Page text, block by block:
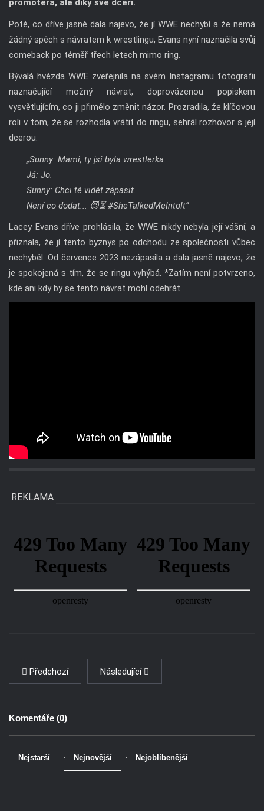
promotéra, ale díky své dceři.
Poté, co dříve jasně dala najevo, že jí WWE nechybí a že nemá
žádný spěch s návratem k wrestlingu, Evans nyní naznačila svůj
comeback po téměř třech letech mimo ring.
Bývalá hvězda WWE zveřejnila na svém Instagramu fotografii
naznačující možný návrat, doprovázenou popiskem
vysvětlujícím, co ji přimělo změnit názor. Prozradila, že klíčovou
roli v tom, že se rozhodla vrátit do ringu, sehrál rozhovor s její
dcerou.
„Sunny: Mami, ty jsi byla wrestlerka.
Já: Jo.
Sunny: Chci tě vidět zápasit.
Není co dodat... 😈⏳️ #SheTalkedMeIntoIt”
Lacey Evans dříve prohlásila, že WWE nikdy nebyla její vášní, a
přiznala, že jí tento byznys po odchodu ze společnosti vůbec
nechyběl. Od července 2023 nezápasila a dala jasně najevo, že
je spokojená s tím, že se ringu vyhýbá. *Zatím není potvrzeno,
kde ani kdy by se tento návrat mohl odehrát.
REKLAMA
Předchozí Následující
Komentáře (0)
Nejstarší Nejnovější Nejoblíbenější